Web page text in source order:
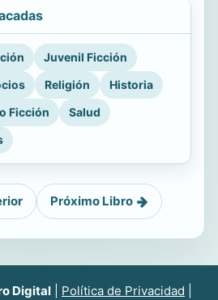
Juvenil Ficción
Religión
Historia
Ficción
Salud
Próximo Libro
Digital Política de Privacidad